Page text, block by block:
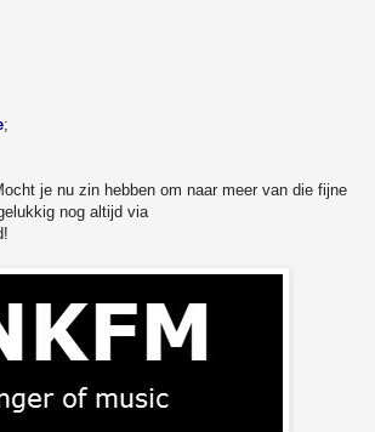
;
je nu zin hebben om naar meer van die fijne
nog altijd via